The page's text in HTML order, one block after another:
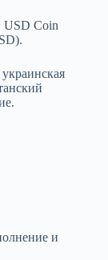
USD Coin
и